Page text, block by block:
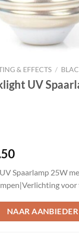
& EFFECTS /
UV
Huidige
is:
€13.50.
Spaarlamp 25W
voor
NAAR AANBIEDER